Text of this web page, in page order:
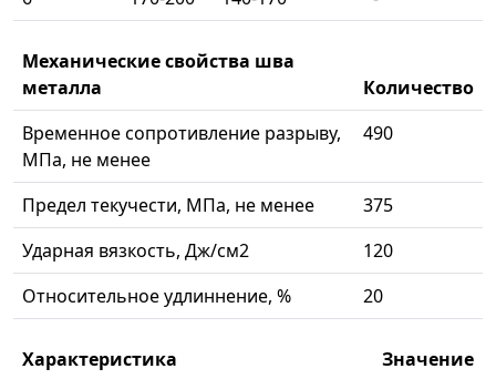
Механические свойства шва
металла
Количество
Временное сопротивление разрыву,
МПа, не менее
490
Предел текучести, МПа, не менее
375
Ударная вязкость, Дж/см2
120
Относительное удлиннение, %
20
Характеристика
Значение